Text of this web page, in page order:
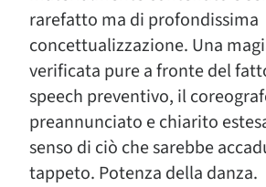
rarefatto ma di profondissima
concettualizzazione. Una
verificata pure a fronte del
speech preventivo, il
preannunciato e chiarito
senso di ciò che sarebbe
tappeto. Potenza della danza.